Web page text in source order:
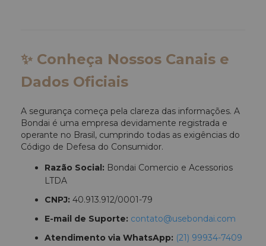
✨ Conheça Nossos Canais e
Dados Oficiais
A segurança começa pela clareza das informações. A
Bondai é uma empresa devidamente registrada e
operante no Brasil, cumprindo todas as exigências do
Código de Defesa do Consumidor.
Razão Social: Bondai Comercio e Acessorios
LTDA
CNPJ: 40.913.912/0001-79
E-mail de Suporte: contato@usebondai.com
Atendimento via WhatsApp: (21) 99934-7409